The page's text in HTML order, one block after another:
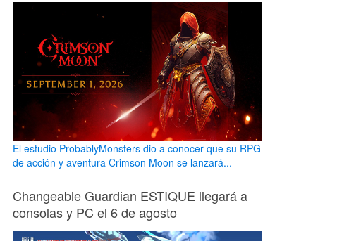
El estudio ProbablyMonsters dio a conocer que su RPG
de acción y aventura Crimson Moon se lanzará...
Changeable Guardian ESTIQUE llegará a
consolas y PC el 6 de agosto